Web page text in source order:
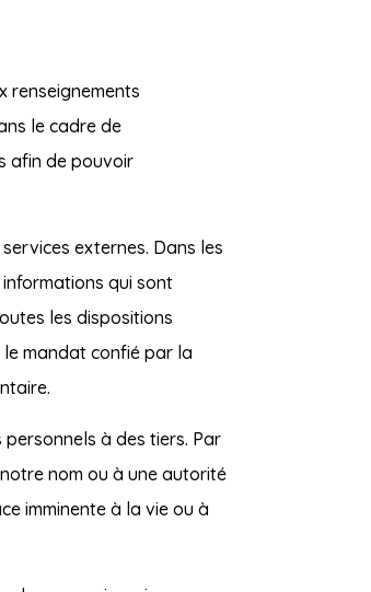
renseignements
le cadre de
afin de pouvoir
externes. Dans les
qui sont
les dispositions
le mandat confié par la
à des tiers. Par
nom ou à une autorité
imminente à la vie ou à